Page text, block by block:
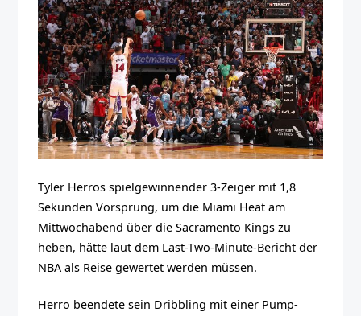
Tyler Herros spielgewinnender 3-Zeiger mit 1,8
Sekunden Vorsprung, um die Miami Heat am
Mittwochabend über die Sacramento Kings zu
heben, hätte laut dem Last-Two-Minute-Bericht der
NBA als Reise gewertet werden müssen.
Herro beendete sein Dribbling mit einer Pump-